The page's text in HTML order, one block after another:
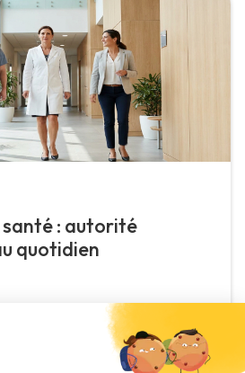
: autorité
quotidien